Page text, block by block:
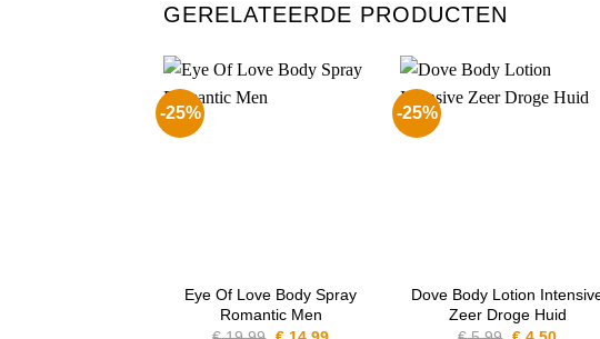
GERELATEERDE PRODUCTEN
-25%
Eye Of Love Body Spray
Romantic Men
-25%
Dove Body Lotion
Zeer Droge Huid